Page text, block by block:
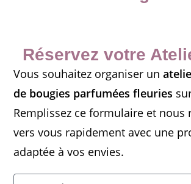
Réservez votre
Vous souhaitez organiser un
de bougies parfumées fleuries
Remplissez ce formulaire et nous
vers vous rapidement avec une
adaptée à vos envies.